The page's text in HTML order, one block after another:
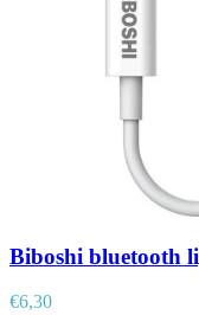
Biboshi bluetooth
€6,30